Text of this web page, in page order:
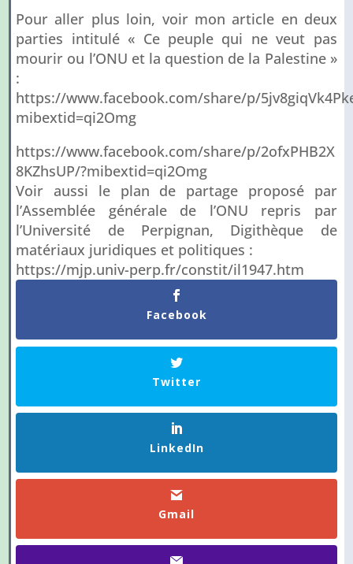
Pour aller plus loin, voir mon article en deux
parties intitulé « Ce peuple qui ne veut pas
mourir ou l’ONU et la question de la Palestine »
:
https://www.facebook.com/share/p/
mibextid=qi2Omg
https://www.facebook.com/share/p/2ofxPHB2X
8KZhsUP/?mibextid=qi2Omg
Voir aussi le plan de partage proposé par
l’Assemblée générale de l’ONU repris par
l’Université de Perpignan, Digithèque de
matériaux juridiques et politiques :
https://mjp.univ-perp.fr/constit/il1947.htm
Facebook
Twitter
LinkedIn
Gmail